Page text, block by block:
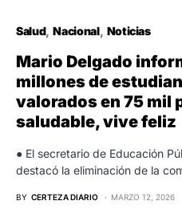
Salud Nacional Noticias
Mario Delgado
millones de
valorados en 75 mil
saludable, vive feliz
● El secretario de Educación
destacó la eliminación de la
BY CERTEZA DIARIO MARZO 12, 2026